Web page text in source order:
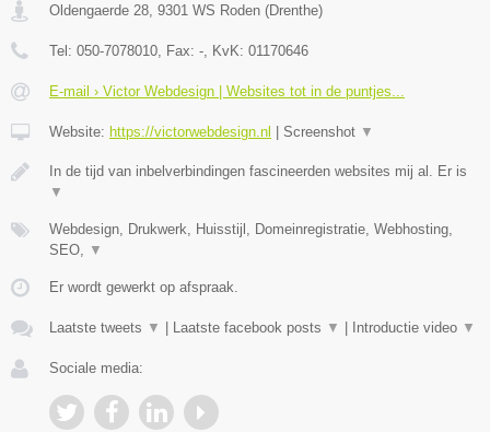
Oldengaerde 28, 9301 WS Roden (Drenthe)
Tel: 050-7078010, Fax: -, KvK: 01170646
E-mail › Victor Webdesign | Websites tot in de puntjes...
Website: https://victorwebdesign.nl Screenshot ▼
In de tijd van inbelverbindingen fascineerden websites mij al. Er is
▼
Webdesign, Drukwerk, Huisstijl, Domeinregistratie, Webhosting,
SEO, ▼
Er wordt gewerkt op afspraak.
Laatste tweets ▼ Laatste facebook posts ▼ Introductie video ▼
Sociale media: